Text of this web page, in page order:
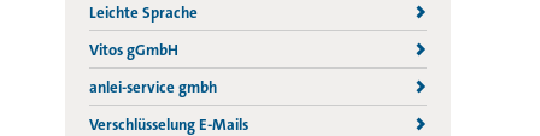
Leichte Sprache
Vitos gGmbH
anlei-service gmbh
Verschlüsselung E-Mails